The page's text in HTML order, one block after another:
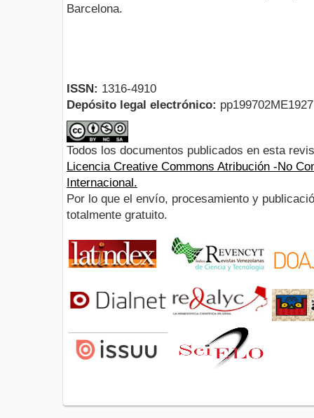
Barcelona.
ISSN: 1316-4910
Depósito legal electrónico:
Todos los documentos publicados en esta
Licencia Creative Commons Atribución -No
Internacional.
Por lo que el envío, procesamiento y
totalmente gratuito.